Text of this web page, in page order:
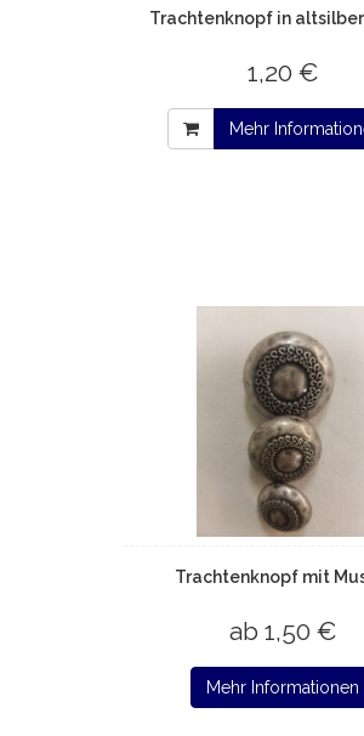
Trachtenknopf in altsilber
1,20 €
Mehr
Trachtenknopf mit
ab 1,50 €
Mehr Informationen